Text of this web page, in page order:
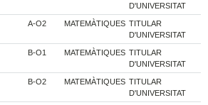
D'UNIVERSITAT
A-O2 MATEMÀTIQUES TITULAR
D'UNIVERSITAT
B-O1 MATEMÀTIQUES TITULAR
D'UNIVERSITAT
B-O2 MATEMÀTIQUES TITULAR
D'UNIVERSITAT